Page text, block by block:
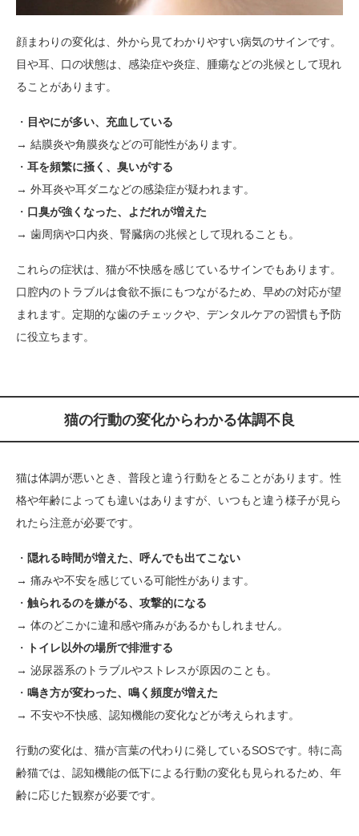
顔まわりの変化は、外から見てわかりやすい病気のサインです。
目や耳、口の状態は、感染症や炎症、腫瘍などの兆候として現れ
ることがあります。
・ 目やにが多い、充血している
→ 結膜炎や角膜炎などの可能性があります。
・ 耳を頻繁に掻く、臭いがする
→ 外耳炎や耳ダニなどの感染症が疑われます。
・ 口臭が強くなった、よだれが増えた
→ 歯周病や口内炎、腎臓病の兆候として現れることも。
これらの症状は、猫が不快感を感じているサインでもあります。
口腔内のトラブルは食欲不振にもつながるため、早めの対応が望
まれます。定期的な歯のチェックや、デンタルケアの習慣も予防
に役立ちます。
猫の行動の変化からわかる体調不良
猫は体調が悪いとき、普段と違う行動をとることがあります。性
格や年齢によっても違いはありますが、いつもと違う様子が見ら
れたら注意が必要です。
・ 隠れる時間が増えた、呼んでも出てこない
→ 痛みや不安を感じている可能性があります。
・ 触られるのを嫌がる、攻撃的になる
→ 体のどこかに違和感や痛みがあるかもしれません。
・
トイレ以外の場所で排泄する
→ 泌尿器系のトラブルやストレスが原因のことも。
・ 鳴き方が変わった、鳴く頻度が増えた
→ 不安や不快感、認知機能の変化などが考えられます。
行動の変化は、猫が言葉の代わりに発しているSOSです。特に高
齢猫では、認知機能の低下による行動の変化も見られるため、年
齢に応じた観察が必要です。